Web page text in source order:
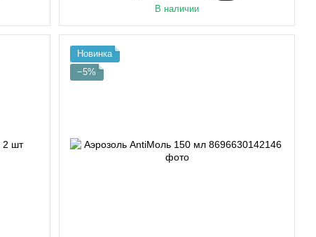
В наличии
Новинка
−5%